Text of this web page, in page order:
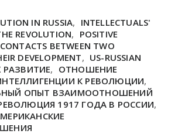
IN RUSSIA, INTELLECTUALS'
REVOLUTION, POSITIVE
BETWEEN TWO
DEVELOPMENT, US-RUSSIAN
РАЗВИТИЕ, ОТНОШЕНИЕ
К РЕВОЛЮЦИИ,
ОПЫТ ВЗАИМООТНОШЕНИЙ
1917 ГОДА В РОССИИ,